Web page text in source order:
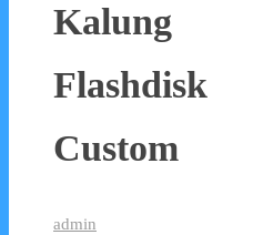
Kalung
Flashdisk
Custom
admin